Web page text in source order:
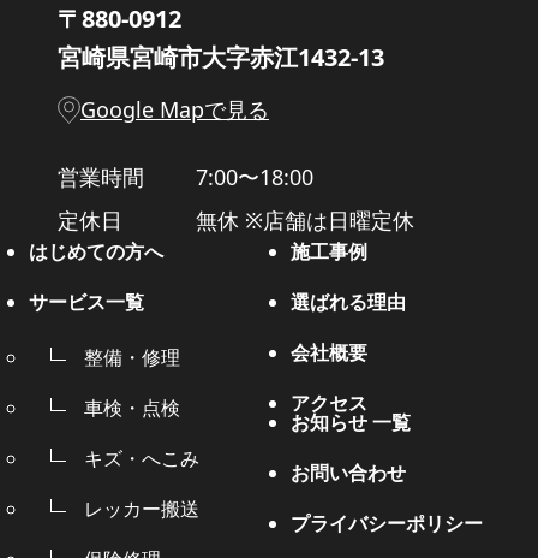
〒880-0912
宮崎県宮崎市大字赤江1432-13
Google Mapで見る
営業時間
7:00〜18:00
定休日
無休 ※店舗は日曜定休
はじめての方へ
サービス一覧
整備・修理
車検・点検
キズ・へこみ
レッカー搬送
施工事例
選ばれる理由
会社概要
アクセス
お知らせ 一覧
お問い合わせ
プライバシーポリシー